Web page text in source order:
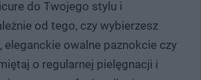
do Twojego stylu i
od tego, czy wybierzesz
owalne paznokcie czy
o regularnej pielęgnacji i